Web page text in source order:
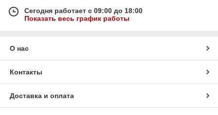
Сегодня работает с 09:00 до 18:00
Показать весь график работы
О нас
Контакты
Доставка и оплата